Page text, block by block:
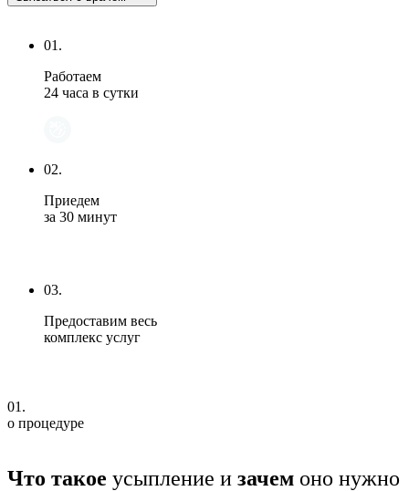
01.
Работаем
24 часа в сутки
02.
Приедем
за 30 минут
03.
Предоставим весь
комплекс услуг
01.
о процедуре
Что такое усыпление и зачем оно нужно